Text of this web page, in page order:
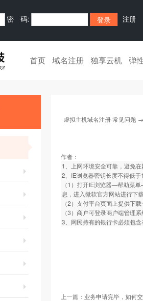
密 码: 注册
首页 域名注册 独享云机 弹
虚拟主机域名注册-常见问题
作者：
1、上网环境安全可靠，避免
2、IE浏览器密钥长度不得低
（1）打开IE浏览器—帮助菜
息，进入微软官方网站进行下
（2）支付平台页面上提供下
（3）商户可登录商户端管理
3、网民持有的银行卡必须包
上一篇： 业务申请完毕，如何